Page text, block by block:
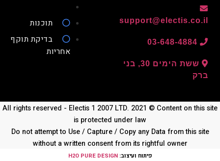
03-648-4884
ששת הימים 30, בני
תוכנות
בדיקת תוקף
אחריות
All rights reserved - Electis 1 2007 LTD. 2021 © Content on
is protected under law
Do not attempt to Use / Capture / Copy any Data from this
without a written consent from its rightful owner
פיתוח ועיצוב:H2O PURE DESIGN